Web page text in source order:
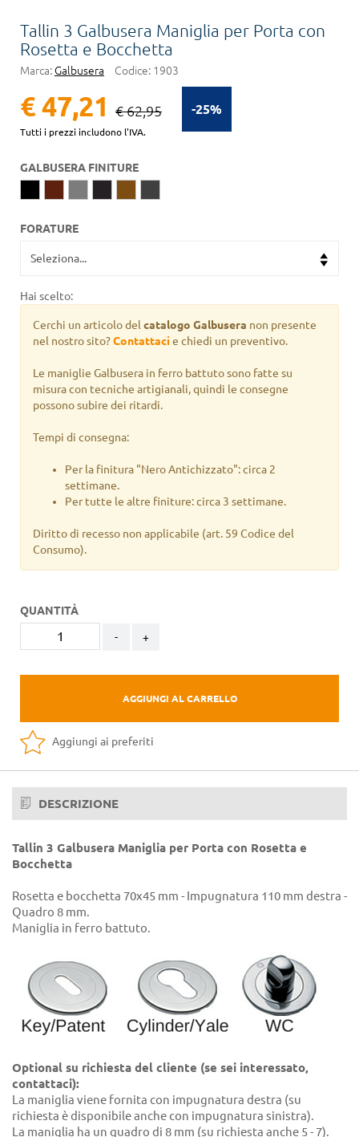
Tallin 3 Galbusera Maniglia per Porta con
Rosetta e Bocchetta
Marca: Galbusera Codice: 1903
-25%
€ 47,21 € 62,95
Tutti i prezzi includono l'IVA.
GALBUSERA FINITURE
FORATURE
Hai scelto:
Cerchi un articolo del catalogo Galbusera non presente
nel nostro sito?Contattacie chiedi un preventivo.
Le maniglie Galbusera in ferro battuto sono fatte su
misura con tecniche artigianali, quindi le consegne
possono subire dei ritardi.
Tempi di consegna:
Per la finitura "Nero Antichizzato": circa 2
settimane.
Per tutte le altre finiture: circa 3 settimane.
Diritto di recesso non applicabile (art. 59 Codice del
Consumo).
QUANTITÀ
- +
AGGIUNGI AL CARRELLO
Aggiungi ai preferiti
DESCRIZIONE
Tallin 3 Galbusera Maniglia per Porta con Rosetta e
Bocchetta
Rosetta e bocchetta 70x45 mm - Impugnatura 110 mm destra -
Quadro 8 mm.
Maniglia in ferro battuto.
Optional su richiesta del cliente (se sei interessato,
contattaci):
La maniglia viene fornita con impugnatura destra (su
richiesta è disponibile anche con impugnatura sinistra).
La maniglia ha un quadro di 8 mm (su richiesta anche 5 - 7).